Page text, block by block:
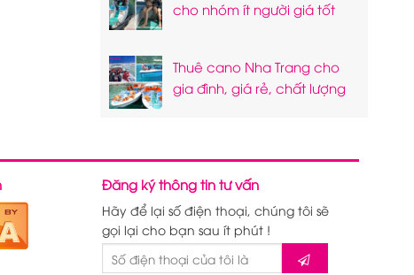
cho nhóm ít người giá tốt
Thuê cano Nha Trang cho
gia đình, giá rẻ, chất lượng
Đăng ký thông tin tư vấn
Hãy để lại số điện thoại, chúng tôi sẽ
gọi lại cho bạn sau ít phút !